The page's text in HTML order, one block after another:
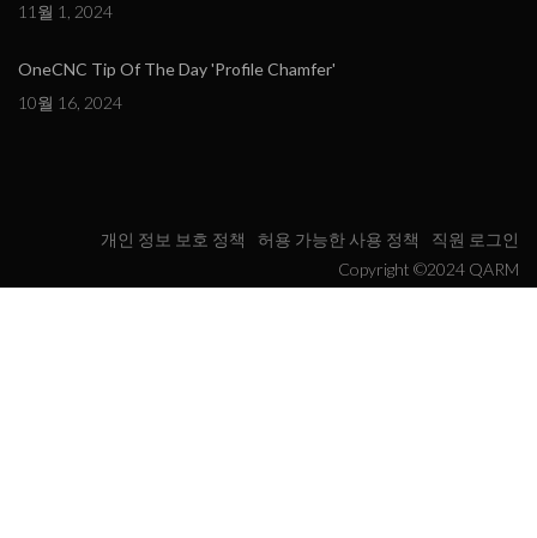
11월 1, 2024
OneCNC Tip Of The Day 'Profile Chamfer'
10월 16, 2024
개인 정보 보호 정책 허용 가능한 사용 정책
직원 로그인
Copyright ©2024 QARM